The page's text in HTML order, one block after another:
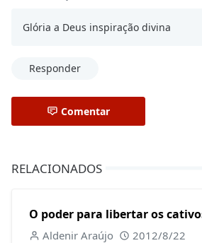
Glória a Deus inspiração divina
Responder
Comentar
RELACIONADOS
O poder para libertar os
Aldenir Araújo 2012/8/22